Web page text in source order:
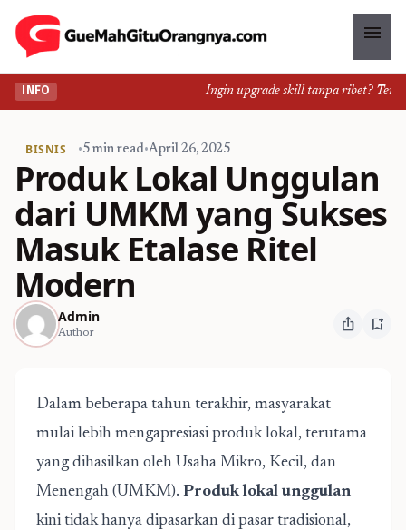
menu
INFO Ingin upgrade skill tanpa ribet?
BISNIS •5 min read•April 26, 2025
Produk Lokal Unggulan
dari UMKM yang Sukses
Masuk Etalase Ritel
Modern
Admin
Author ios_share bookmark_add
Dalam beberapa tahun terakhir, masyarakat
mulai lebih mengapresiasi produk lokal, terutama
yang dihasilkan oleh Usaha Mikro, Kecil, dan
Menengah (UMKM). Produk lokal unggulan
kini tidak hanya dipasarkan di pasar tradisional,